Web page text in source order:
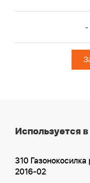
-
Используется
310 Газонокосилка
2016-02